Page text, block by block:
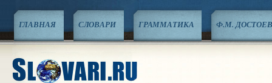
ГЛАВНАЯ СЛОВАРИ ГРАММАТИКА Ф.М.